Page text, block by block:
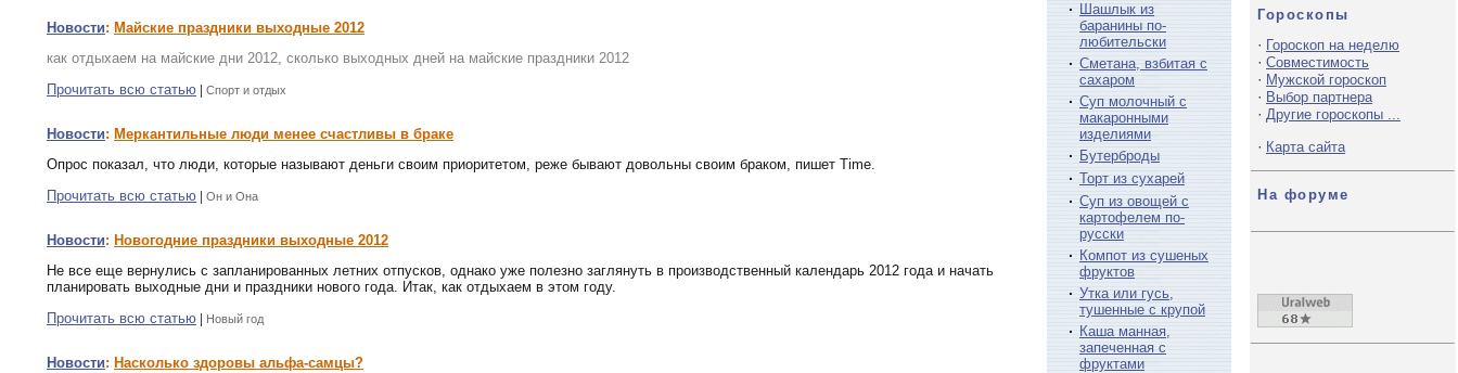
Новости: Майские праздники выходные 2012
как отдыхаем на майские дни 2012, сколько выходных дней на майские праздники 2012
Прочитать всю статью | Спорт и отдых
Новости: Меркантильные люди менее счастливы в браке
Опрос показал, что люди, которые называют деньги своим приоритетом, реже бывают довольны своим браком, пишет Time.
Прочитать всю статью | Он и Она
Новости: Новогодние праздники выходные 2012
Не все еще вернулись с запланированных летних отпусков, однако уже полезно заглянуть в производственный календарь 2012 года и начать
планировать выходные дни и праздники нового года. Итак, как отдыхаем в этом году.
Прочитать всю статью | Новый год
Новости: Насколько здоровы альфа-самцы?
· Шашлык из
баранины по-
любительски
· Сметана, взбитая с
сахаром
· Суп молочный с
макаронными
изделиями
· Бутерброды
· Торт из сухарей
· Суп из овощей с
картофелем по-
русски
· Компот из сушеных
фруктов
· Утка или гусь,
тушенные с крупой
· Каша манная,
запеченная с
фруктами
Гороскопы
· Гороскоп на неделю
· Совместимость
· Мужской гороскоп
· Выбор партнера
· Другие гороскопы ...
· Карта сайта
На форуме